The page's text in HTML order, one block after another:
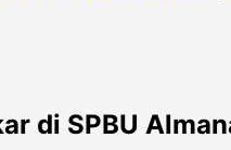
di SPBU